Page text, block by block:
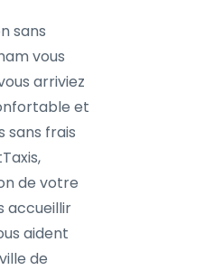
sans
vous
arriviez
et
sans frais
de votre
accueillir
aident
de